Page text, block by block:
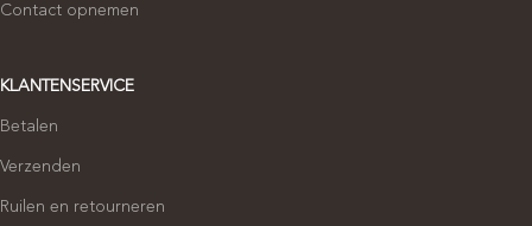
Contact opnemen
KLANTENSERVICE
Betalen
Verzenden
Ruilen en retourneren